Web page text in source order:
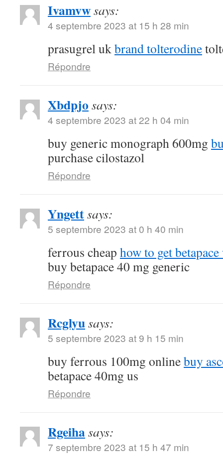
Ivamvwsays:
4 septembre 2023 at 15 h 28 min
prasugrel ukbrand tolterodine
Répondre
Xbdpjo says:
4 septembre 2023 at 22 h 04 min
buy generic monograph 600mg
purchase cilostazol
Répondre
Yngettsays:
5 septembre 2023 at 0 h 40 min
ferrous cheap how to get
buy betapace 40 mg generic
Répondre
Rcglyusays:
5 septembre 2023 at 9 h 15 min
buy ferrous 100mg onlinebuy
betapace 40mg us
Répondre
Rgeihasays:
7 septembre 2023 at 15 h 47 min